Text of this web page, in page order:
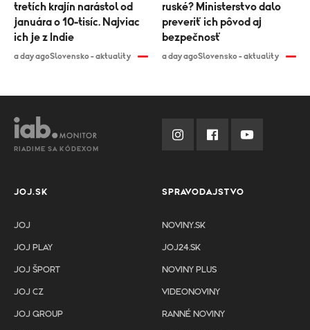
tretích krajín narástol od
januára o 10-tisíc. Najviac
ich je z Indie
a day agoSlovensko - aktuality
ruské? Ministerstvo dalo
preveriť ich pôvod aj
bezpečnosť
a day agoSlovensko - aktuality
RIADIME SA KÓDEXOM
JOJ.SK
JOJ
JOJ PLAY
JOJ ŠPORT
JOJ CZ
JOJ GROUP
SPRAVODAJSTVO
NOVINY.SK
JOJ24.SK
NOVINY PLUS
VIDEONOVINY
RANNÉ NOVINY